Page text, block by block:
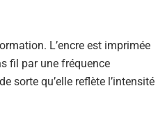
L’encre est imprimée
fil par une fréquence
sorte qu’elle reflète l’intensité